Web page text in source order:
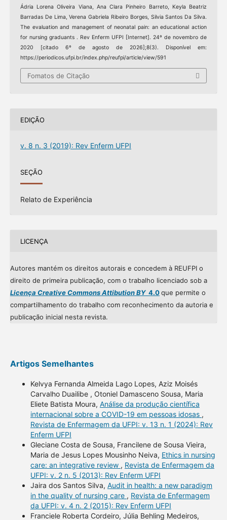
Ádria Lorena Oliveira Viana, Ana Clara Pinheiro Barreto, Keyla Beatriz
Barradas De Lima, Verena Gabriela Ribeiro Borges, Silvia Santos Da Silva.
The evaluation and management of neonatal pain: an educational action
for nursing graduants . Rev Enferm UFPI [Internet]. 24º de novembro de
2020 [citado 6º de agosto de 2026];8(3). Disponível em:
https://periodicos.ufpi.br/index.php/reufpi/article/view/591
Fomatos de Citação
EDIÇÃO
v. 8 n. 3 (2019): Rev Enferm UFPI
SEÇÃO
Relato de Experiência
LICENÇA
Autores mantém os direitos autorais e concedem à REUFPI o
direito de primeira publicação, com o trabalho licenciado sob a
Licença Creative Commons Attibution BY4.0que permite o
compartilhamento do trabalho com reconhecimento da autoria e
publicação inicial nesta revista.
Artigos Semelhantes
Kelvya Fernanda Almeida Lago Lopes, Aziz Moisés
Carvalho Duailibe , Otoniel Damasceno Sousa, Maria
Eliete Batista Moura, Análise da produção científica
internacional sobre a COVID-19 em pessoas idosas ,
Revista de Enfermagem da UFPI: v. 13 n. 1 (2024): Rev
Enferm UFPI
Gleciane Costa de Sousa, Francilene de Sousa Vieira,
Maria de Jesus Lopes Mousinho Neiva, Ethics in nursing
care: an integrative review , Revista de Enfermagem da
UFPI: v. 2 n. 5 (2013): Rev Enferm UFPI
Jaira dos Santos Silva, Audit in health: a new paradigm
in the quality of nursing care , Revista de Enfermagem
da UFPI: v. 4 n. 2 (2015): Rev Enferm UFPI
Franciele Roberta Cordeiro, Júlia Behling Medeiros,